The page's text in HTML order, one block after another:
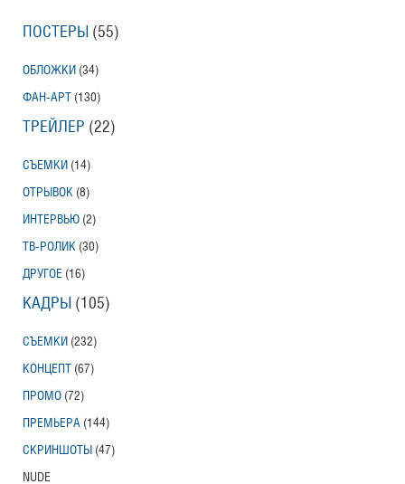
ПОСТЕРЫ (55)
ОБЛОЖКИ (34)
ФАН-АРТ (130)
ТРЕЙЛЕР (22)
СЪЕМКИ (14)
ОТРЫВОК (8)
ИНТЕРВЬЮ (2)
ТВ-РОЛИК (30)
ДРУГОЕ (16)
КАДРЫ (105)
СЪЕМКИ (232)
КОНЦЕПТ (67)
ПРОМО (72)
ПРЕМЬЕРА (144)
СКРИНШОТЫ (47)
NUDE